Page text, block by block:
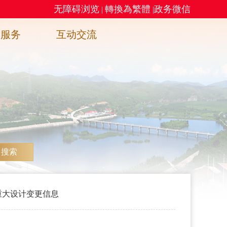
无障碍浏览 | 轉換為繁體 |政务微信
务 互动交流
搜索
大设计变更信息